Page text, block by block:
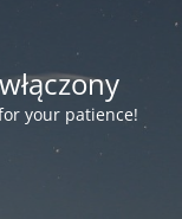
your patience!